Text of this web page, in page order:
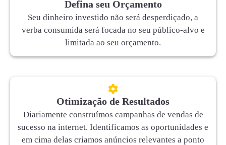
Defina seu Orçamento
Seu dinheiro investido não será desperdiçado, a
verba consumida será focada no seu público-alvo e
limitada ao seu orçamento.
Otimização de Resultados
Diariamente construímos campanhas de vendas de
sucesso na internet. Identificamos as oportunidades e
em cima delas criamos anúncios relevantes a ponto